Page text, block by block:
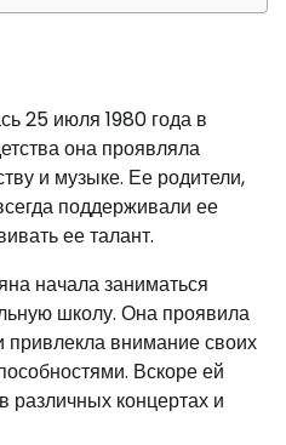
25 июля 1980 года в
она проявляла
и музыке. Ее родители,
поддерживали ее
ее талант.
начала заниматься
школу. Она проявила
привлекла внимание своих
Вскоре ей
различных концертах и